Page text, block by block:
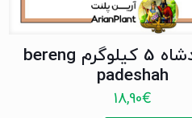
برنج پادشاه 5 کیلوگرم bereng
padeshah
18,90€